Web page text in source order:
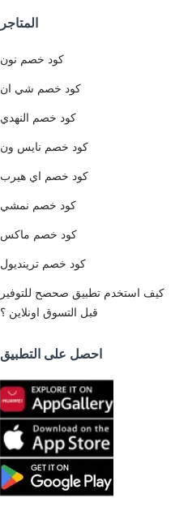
المتاجر
كود خصم نون
كود خصم شي ان
كود خصم النهدي
كود خصم نايس ون
كود خصم اي هيرب
كود خصم نمشي
كود خصم ماكس
كود خصم ترينديول
كيف استخدم تطبيق صحصح للتوفير
قبل التسوق اونلاين ؟
احصل على التطبيق